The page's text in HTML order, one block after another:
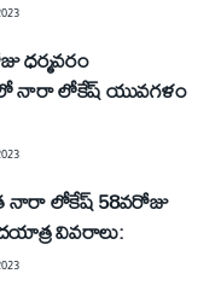
ధర్మవరం
నారా లోకేష్ యువ‌గ‌ళం
నారా లోకేష్ 58వరోజు
వివరాలు: